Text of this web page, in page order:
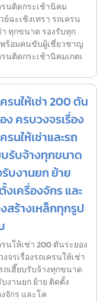
รนติดกระเช้านิคม
ย์ฉะเชิงเทรา รถเครน
า ทุกขนาด รองรับทุก
ร้อมคนขับผู้เชี่ยวชาญ
รนติดกระเช้านิคมเกตเ
รนให้เช่า 200 ตัน
ง ครบวงจรเรื่อง
รนให้เช่าและรถ
บรับจ้างทุกขนาด
บงานยก ย้าย
เครื่องจักร และ
สร้างเหล็กทุกรูป
รนให้เช่า 200 ตันระยอง
จรเรื่องรถเครนให้เช่า
ถเฮี๊ยบรับจ้างทุกขนาด
บงานยก ย้าย ติดตั้ง
งจักร และโค